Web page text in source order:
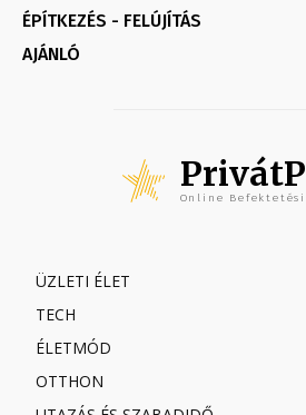
ÉPÍTKEZÉS - FELÚJÍTÁS
AJÁNLÓ
Online Befektetési
ÜZLETI ÉLET
TECH
ÉLETMÓD
OTTHON